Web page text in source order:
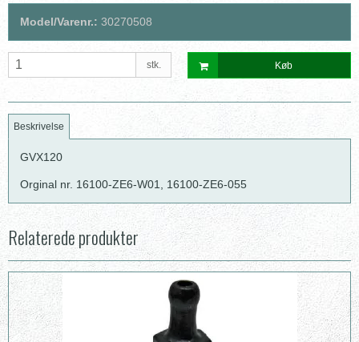
Model/Varenr.: 30270508
stk. Køb
Beskrivelse
GVX120
Orginal nr. 16100-ZE6-W01, 16100-ZE6-055
Relaterede produkter